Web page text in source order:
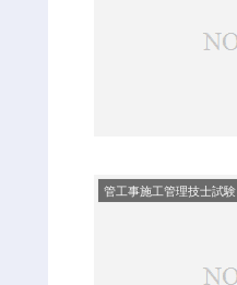
管工事施工管理技士試験